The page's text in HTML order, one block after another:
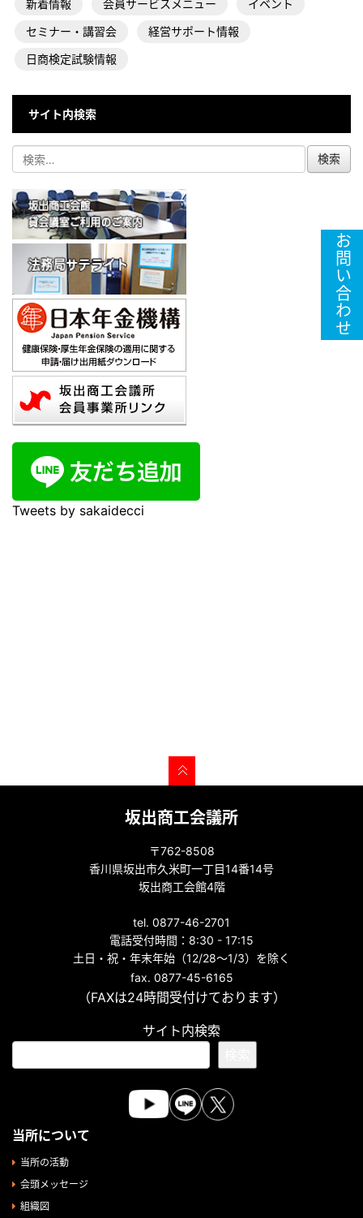
新着情報 会員サービスメニュー
イベント
セミナー・講習会
経営サポート情報
日商検定試験情報
サイト内検索
Tweets by sakaidecci
坂出商工会議所
〒762-8508
香川県坂出市久米町一丁目14番14号
坂出商工会館4階
tel. 0877-46-2701
電話受付時間：8:30 - 17:15
土日・祝・年末年始（12/28～1/3）を除く
fax. 0877-45-6165
（FAXは24時間受付けております）
サイト内検索
当所について
当所の活動
会頭メッセージ
組織図
お問い合わせ